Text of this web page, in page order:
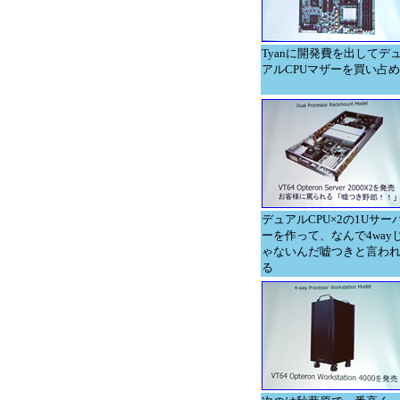
Tyanに開発費を出してデ
アルCPUマザーを買い占め
デュアルCPU×2の1Uサー
ーを作って、なんで4way
ゃないんだ嘘つきと言われ
る